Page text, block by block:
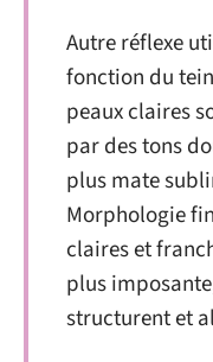
Autre réflexe
fonction du
peaux claires
par des tons
plus mate
Morphologie
claires et
plus
structurent et